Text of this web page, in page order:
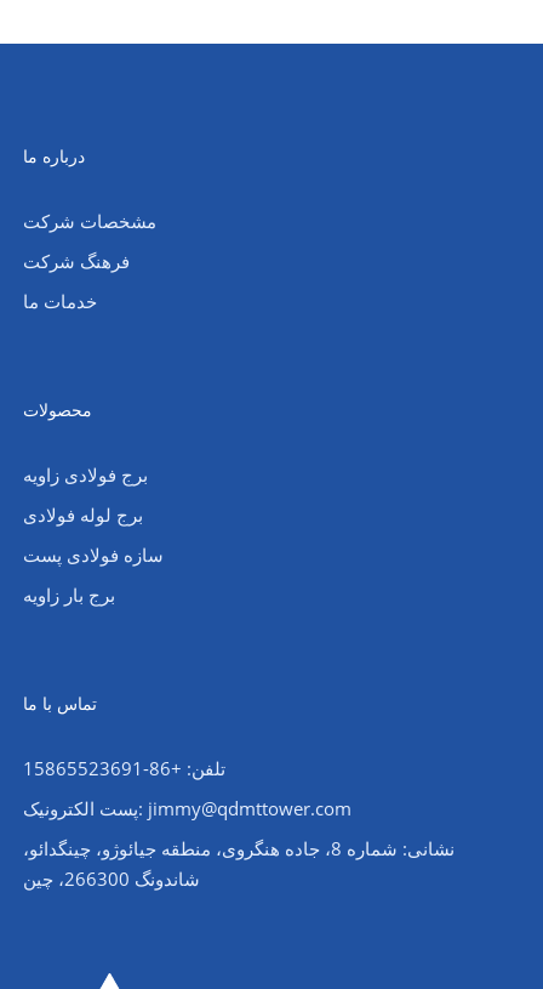
درباره ما
مشخصات شرکت
فرهنگ شرکت
خدمات ما
محصولات
برج فولادی زاویه
برج لوله فولادی
سازه فولادی پست
برج بار زاویه
تماس با ما
تلفن: +86-15865523691
پست الکترونیک: jimmy@qdmttower.com
نشانی: شماره 8، جاده هنگروی، منطقه جیائوژو، چینگدائو،
شاندونگ 266300، چین